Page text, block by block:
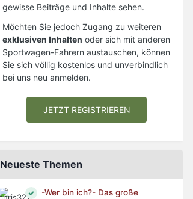
gewisse Beiträge und Inhalte sehen.
Möchten Sie jedoch Zugang zu weiteren
exklusiven Inhalten oder sich mit anderen
Sportwagen-Fahrern austauschen, können
Sie sich völlig kostenlos und unverbindlich
bei uns neu anmelden.
JETZT REGISTRIEREN
Neueste Themen
-Wer bin ich?- Das große